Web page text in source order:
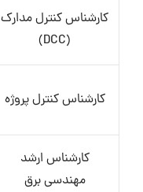
کارشناس کنترل مدارک
(DCC)
کارشناس کنترل پروژه
کارشناس ارشد
مهندسی برق